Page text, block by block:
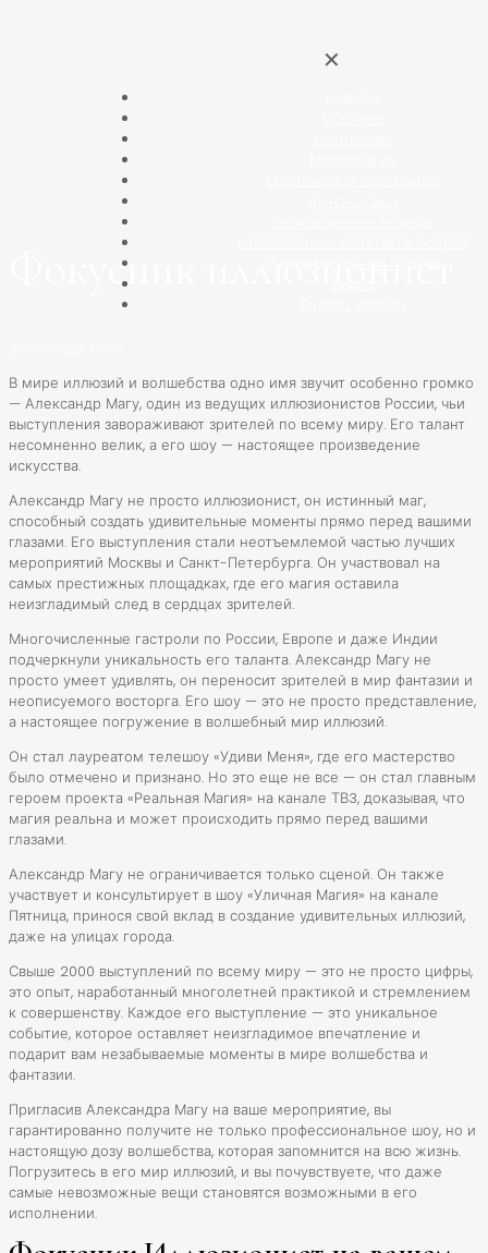
✕
Фокусник иллюзионист
В мире иллюзий и волшебства одно имя звучит особенно громко
— Александр Магу, один из ведущих иллюзионистов России, чьи
выступления завораживают зрителей по всему миру. Его талант
несомненно велик, а его шоу — настоящее произведение
искусства.
Александр Магу не просто иллюзионист, он истинный маг,
способный создать удивительные моменты прямо перед вашими
глазами. Его выступления стали неотъемлемой частью лучших
мероприятий Москвы и Санкт-Петербурга. Он участвовал на
самых престижных площадках, где его магия оставила
неизгладимый след в сердцах зрителей.
Многочисленные гастроли по России, Европе и даже Индии
подчеркнули уникальность его таланта. Александр Магу не
просто умеет удивлять, он переносит зрителей в мир фантазии и
неописуемого восторга. Его шоу — это не просто представление,
а настоящее погружение в волшебный мир иллюзий.
Он стал лауреатом телешоу «Удиви Меня», где его мастерство
было отмечено и признано. Но это еще не все — он стал главным
героем проекта «Реальная Магия» на канале ТВ3, доказывая, что
магия реальна и может происходить прямо перед вашими
глазами.
Александр Магу не ограничивается только сценой. Он также
участвует и консультирует в шоу «Уличная Магия» на канале
Пятница, принося свой вклад в создание удивительных иллюзий,
даже на улицах города.
Свыше 2000 выступлений по всему миру — это не просто цифры,
это опыт, наработанный многолетней практикой и стремлением
к совершенству. Каждое его выступление — это уникальное
событие, которое оставляет неизгладимое впечатление и
подарит вам незабываемые моменты в мире волшебства и
фантазии.
Пригласив Александра Магу на ваше мероприятие, вы
гарантированно получите не только профессиональное шоу, но и
настоящую дозу волшебства, которая запомнится на всю жизнь.
Погрузитесь в его мир иллюзий, и вы почувствуете, что даже
самые невозможные вещи становятся возможными в его
исполнении.